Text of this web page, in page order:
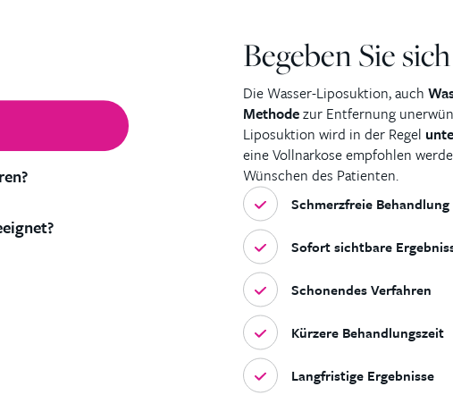
Begeben Sie
Die Wasser-Liposuktion, auch
Methodezur Entfernung
Liposuktion wird in der Regel
eine Vollnarkose empfohlen
Wünschen des Patienten.
Schmerzfreie Behandlung
Sofort sichtbare
Schonendes Verfahren
Kürzere Behandlungszeit
Langfristige Ergebnisse